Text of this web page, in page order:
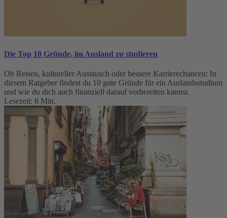
Die Top 10 Gründe, im Ausland zu studieren
Ob Reisen, kultureller Austausch oder bessere Karrierechancen: In
diesem Ratgeber findest du 10 gute Gründe für ein Auslandsstudium
und wie du dich auch finanziell darauf vorbereiten kannst.
Lesezeit: 8 Min.